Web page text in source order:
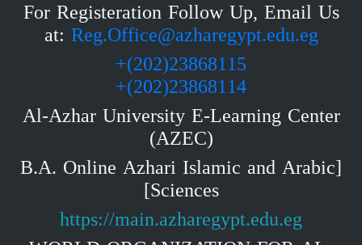
For Registeration Follow Up, Email Us
at: Reg.Office@azharegypt.edu.eg
23868115(202)+
23868114(202)+
Al-Azhar University E-Learning Center
(AZEC)
[B.A. Online Azhari Islamic and Arabic
Sciences]
https://main.azharegypt.edu.eg